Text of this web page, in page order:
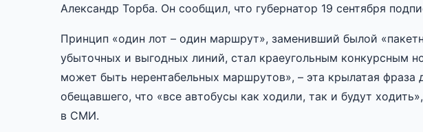
Александр Торба. Он сообщил, что губернатор 19 сентября
Принцип «один лот – один маршрут», заменивший былой
убыточных и выгодных линий, стал краеугольным конкурсным
может быть нерентабельных маршрутов», – эта крылатая фраза
обещавшего, что «все автобусы как ходили, так и будут
в СМИ.